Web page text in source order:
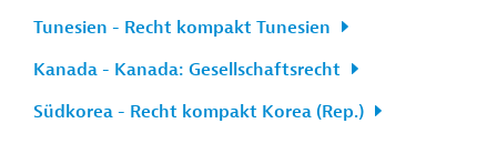
Tunesien - Recht kompakt Tunesien
Kanada - Kanada: Gesellschaftsrecht
Südkorea - Recht kompakt Korea (Rep.)